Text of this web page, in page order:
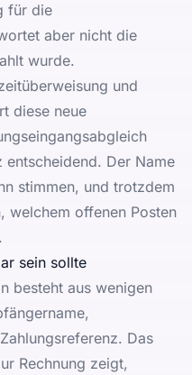
für die
aber nicht die
wurde.
und
diese neue
Der Name
stimmen, und trotzdem
welchem offenen Posten
sein sollte
besteht aus wenigen
Das
Rechnung zeigt,